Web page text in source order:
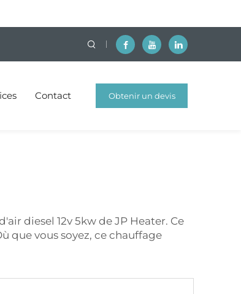
Contact Obtenir un devis
diesel 12v 5kw de JP Heater. Ce
que vous soyez, ce chauffage